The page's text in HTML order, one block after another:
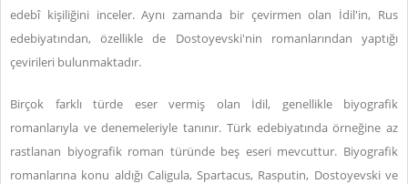
edebî kişiliğini inceler. Aynı zamanda bir çevirmen olan İdil'in, Rus
edebiyatından, özellikle de Dostoyevski'nin romanlarından yaptığı
çevirileri bulunmaktadır.
Birçok farklı türde eser vermiş olan İdil, genellikle biyografik
romanlarıyla ve denemeleriyle tanınır. Türk edebiyatında örneğine az
rastlanan biyografik roman türünde beş eseri mevcuttur. Biyografik
romanlarına konu aldığı Caligula, Spartacus, Rasputin, Dostoyevski ve